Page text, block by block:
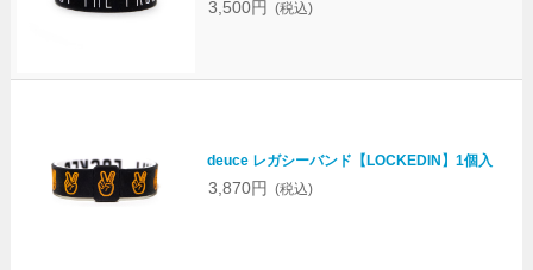
3,500円 (税込)
deuce レガシーバンド【LOCKEDIN】1個入
3,870円 (税込)